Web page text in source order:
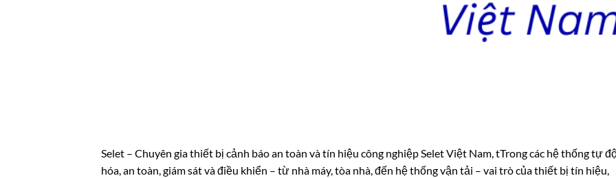
Selet – Chuyên gia thiết bị cảnh báo an toàn và tín hiệu công nghiệp Selet Việt Nam, tTrong các hệ thống tự
hóa, an toàn, giám sát và điều khiển – từ nhà máy, tòa nhà, đến hệ thống vận tải – vai trò của thiết bị tín hiệu,